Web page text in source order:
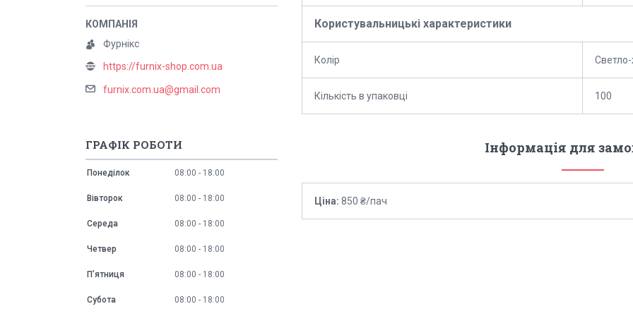
Користувальницькі характеристики
Колір
Кількість в упаковці 100
Інформація для
Ціна: 850 ₴/пач
Фурнікс
https://furnix-shop.com.ua
furnix.com.ua@gmail.com
ГРАФІК РОБОТИ
Понеділок 08:00 18:00
Вівторок 08:00 18:00
Середа 08:00 18:00
Четвер 08:00 18:00
Пʼятниця 08:00 18:00
Субота 08:00 18:00